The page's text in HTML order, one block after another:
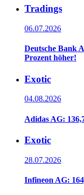
Tradings
06.07.2026
Deutsche Bank
Prozent höher!
Exotic
04.08.2026
Adidas AG:
Exotic
28.07.2026
Infineon AG: